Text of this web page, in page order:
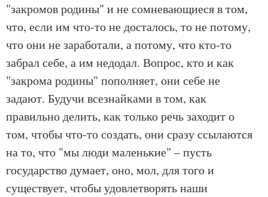
"закромов родины" и не сомневающиеся в том,
что, если им что-то не досталось, то не потому,
что они не заработали, а потому, что кто-то
забрал себе, а им недодал. Вопрос, кто и как
"закрома родины" пополняет, они себе не
задают. Будучи всезнайками в том, как
правильно делить, как только речь заходит о
том, чтобы что-то создать, они сразу ссылаются
на то, что "мы люди маленькие" – пусть
государство думает, оно, мол, для того и
существует, чтобы удовлетворять наши